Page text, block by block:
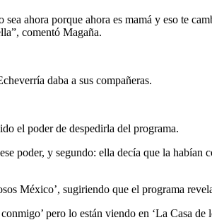
ahora porque ahora es mamá y eso te
comentó Magaña.
daba a sus compañeras.
el poder de despedirla del programa.
poder, y segundo: ella decía que la habían
México’, sugiriendo que el programa
pero lo están viendo en ‘La Casa de